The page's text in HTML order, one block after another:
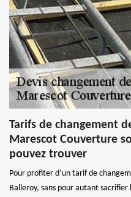
Tarifs de changement
Marescot Couverture
pouvez trouver
Pour profiter d’un tarif de
Balleroy, sans pour autant